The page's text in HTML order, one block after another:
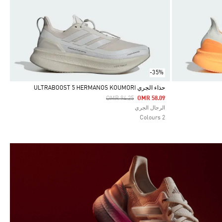
-35%
Selected
حذاء الجري ULTRABOOST 5 HERMANOS KOUMORI
Price Reduced From
OMR 94.25ToOMR 58.09
الرجال الجري
2 Colours